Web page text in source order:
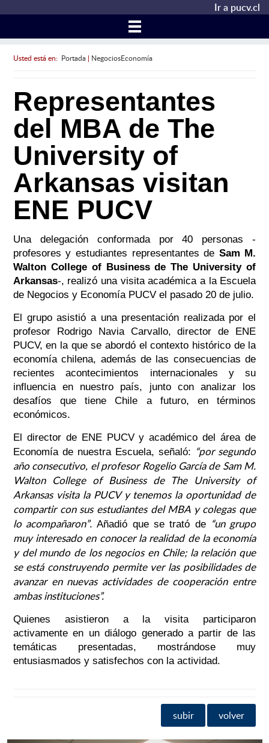
Ir a pucv.cl
Usted está en: Portada| NegociosEconomía
Representantes
del MBA de The
University of
Arkansas visitan
ENE PUCV
Una delegación conformada por 40 personas -
profesores y estudiantes representantes de Sam M.
Walton College of Business de The University of
Arkansas-, realizó una visita académica a la Escuela
de Negocios y Economía PUCV el pasado 20 de julio.
El grupo asistió a una presentación realizada por el
profesor Rodrigo Navia Carvallo, director de ENE
PUCV, en la que se abordó el contexto histórico de la
economía chilena, además de las consecuencias de
recientes acontecimientos internacionales y su
influencia en nuestro país, junto con analizar los
desafíos que tiene Chile a futuro, en términos
económicos.
El director de ENE PUCV y académico del área de
Economía de nuestra Escuela, señaló: “por segundo
año consecutivo, el profesor Rogelio García de Sam M.
Walton College of Business de The University of
Arkansas visita la PUCV y tenemos la oportunidad de
compartir con sus estudiantes del MBA y colegas que
lo acompañaron”. Añadió que se trató de “un grupo
muy interesado en conocer la realidad de la economía
y del mundo de los negocios en Chile; la relación que
se está construyendo permite ver las posibilidades de
avanzar en nuevas actividades de cooperación entre
ambas instituciones”.
Quienes asistieron a la visita participaron
activamente en un diálogo generado a partir de las
temáticas presentadas, mostrándose muy
entusiasmados y satisfechos con la actividad.
subir volver